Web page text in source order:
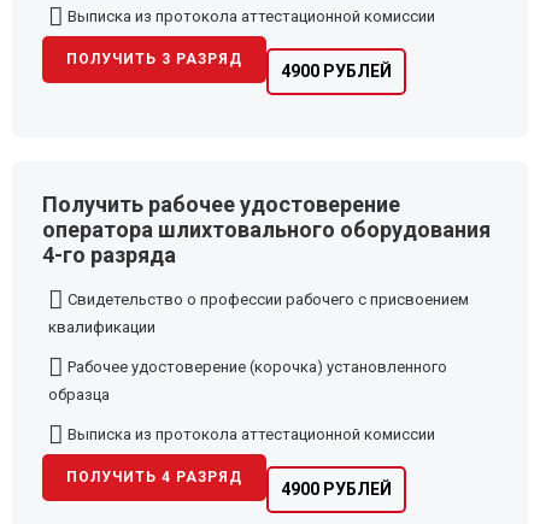
Выписка из протокола аттестационной комиссии
4900 РУБЛЕЙ
ПОЛУЧИТЬ 3 РАЗРЯД
Получить рабочее удостоверение
оператора шлихтовального оборудования
4-го разряда
Свидетельство о профессии рабочего с присвоением
квалификации
Рабочее удостоверение (корочка) установленного
образца
Выписка из протокола аттестационной комиссии
4900 РУБЛЕЙ
ПОЛУЧИТЬ 4 РАЗРЯД